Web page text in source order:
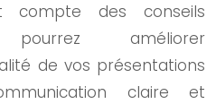
compte des conseils
améliorer
de vos présentations
claire et